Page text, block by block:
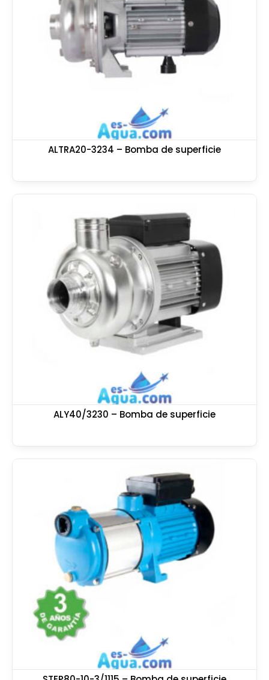
ALTRA20-3234 – Bomba de superficie
ALY40/3230 – Bomba de superficie